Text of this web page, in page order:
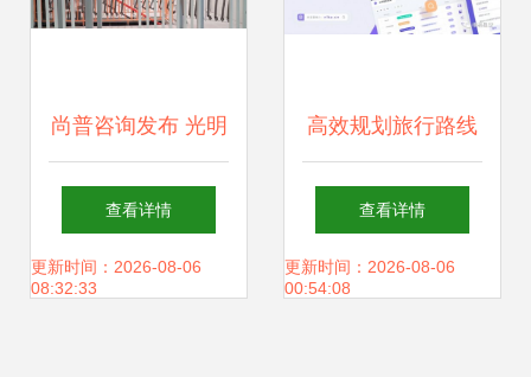
尚普咨询发布 光明
园迪连续3年领跑
儿童桌椅中高端市
查看详情
更新时间：2026-08-06
08:32:33
高效规划旅行路线
的工具软件推荐
vika维格表助你轻
查看详情
更新时间：2026-08-06
00:54:08